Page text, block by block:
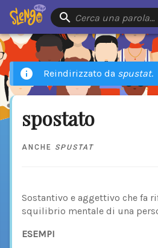
Cerca una parola…
Reindirizzato da spustat.
spostato
ANCHE SPUSTAT
Sostantivo e aggettivo che fa
squilibrio mentale di una
ESEMPI